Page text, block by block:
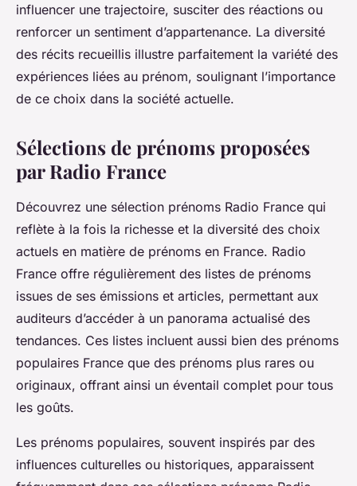
influencer une trajectoire, susciter des réactions ou
renforcer un sentiment d’appartenance. La diversité
des récits recueillis illustre parfaitement la variété des
expériences liées au prénom, soulignant l’importance
de ce choix dans la société actuelle.
Sélections de prénoms proposées
par Radio France
Découvrez une sélection prénoms Radio France qui
reflète à la fois la richesse et la diversité des choix
actuels en matière de prénoms en France. Radio
France offre régulièrement des listes de prénoms
issues de ses émissions et articles, permettant aux
auditeurs d’accéder à un panorama actualisé des
tendances. Ces listes incluent aussi bien des prénoms
populaires France que des prénoms plus rares ou
originaux, offrant ainsi un éventail complet pour tous
les goûts.
Les prénoms populaires, souvent inspirés par des
influences culturelles ou historiques, apparaissent